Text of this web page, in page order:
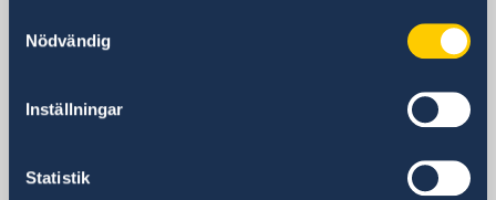
Nödvändig
Inställningar
Statistik
Embassy of Sweden
Dhaka 1212
Telefonnummer